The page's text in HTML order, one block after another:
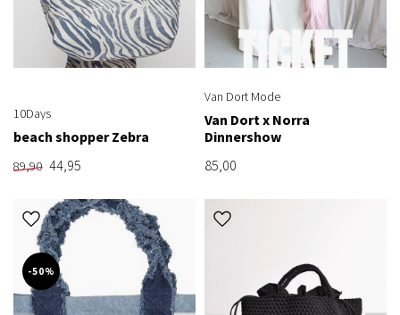
10Days
beach shopper Zebra
89,90 44,95
Van Dort Mode
Van Dort x Norra
Dinnershow
85,00
-50%